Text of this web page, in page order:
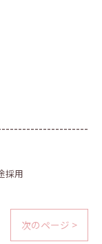
採用
次のページ >